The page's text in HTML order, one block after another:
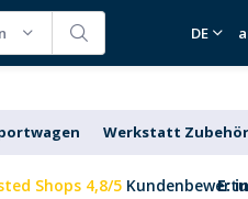
DE
Werkstatt Zubehör
Shops 4,8/5 E: